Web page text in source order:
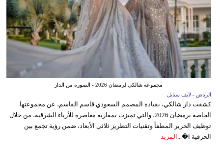
مجموعة شالكي لرمضان 2026 - الصورة من الدار
الرياض - لايف ستايل
كشفت دار شالكي، بقيادة المصمم السعودي قاسم القاسم، عن مجموعتها
الخاصة برمضان 2026، والتي تميزت بمقاربة معاصرة للأزياء الشرقية، من خلال
توظيف الحرير المطفأ وتقنيات التطريز ثلاثي الأبعاد، ضمن رؤية تجمع بين
الحرفية ا�... المزيد